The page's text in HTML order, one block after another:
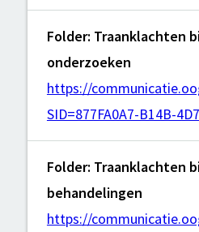
Folder: Traanklachten
onderzoeken
https://
SID=877FA0A7-B14B-
Folder: Traanklachten
behandelingen
https://